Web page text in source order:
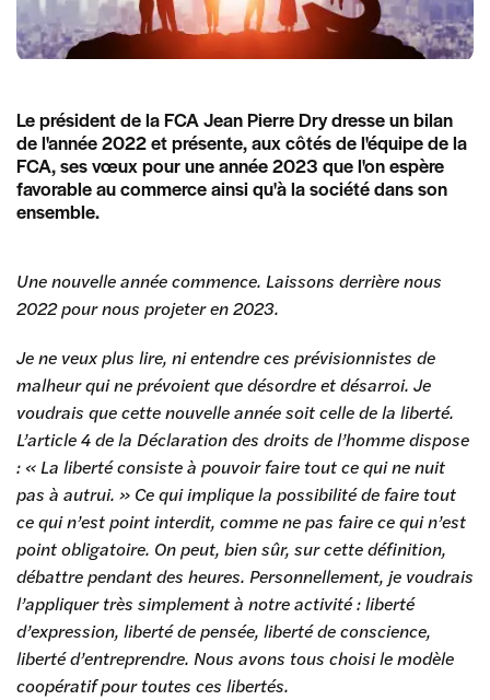
Le président de la FCA Jean Pierre Dry dresse un bilan
de l'année 2022 et présente, aux côtés de l'équipe de la
FCA, ses vœux pour une année 2023 que l'on espère
favorable au commerce ainsi qu'à la société dans son
ensemble.
Une nouvelle année commence. Laissons derrière nous
2022 pour nous projeter en 2023.
Je ne veux plus lire, ni entendre ces prévisionnistes de
malheur qui ne prévoient que désordre et désarroi. Je
voudrais que cette nouvelle année soit celle de la liberté.
L’article 4 de la Déclaration des droits de l’homme dispose
: « La liberté consiste à pouvoir faire tout ce qui ne nuit
pas à autrui. » Ce qui implique la possibilité de faire tout
ce qui n’est point interdit, comme ne pas faire ce qui n’est
point obligatoire. On peut, bien sûr, sur cette définition,
débattre pendant des heures. Personnellement, je voudrais
l’appliquer très simplement à notre activité : liberté
d’expression, liberté de pensée, liberté de conscience,
liberté d’entreprendre. Nous avons tous choisi le modèle
coopératif pour toutes ces libertés.